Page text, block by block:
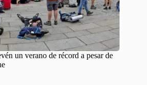
un verano de récord a pesar de